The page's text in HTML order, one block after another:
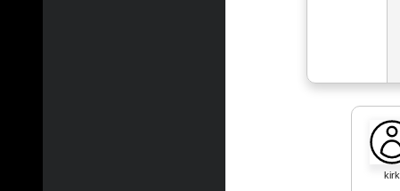
kirk